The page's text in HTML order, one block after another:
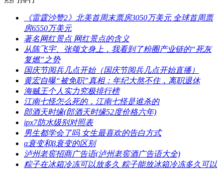
​《雷霆沙赞2》北美首周末票房3050万美元 全球首周票
房6550万美元
​著名网红景点 网红景点的含义
​从陈飞宇、张颂文身上，我看到了粉圈产业链的“死灰
复燃”之势
​国庆节阅兵几点开始（国庆节阅兵几点开始直播）
​黄宏自曝“被免职”真相：年纪大熬不住，离职退休
​海贼王个人实力究极排行榜
​江南七怪怎么死的，江南七怪是谁杀的
​郎酒天时缘(郎酒天时缘52度价格六年)
​ipx7防水级别对照表
​男生都学会了吗 女生最喜欢的告白方式
​α衰变和β衰变的区别
​泸州老窖招商广告语(泸州老窖酒广告语大全)
​粽子在冰箱冷冻可以放多久 粽子能放冰箱冷冻多久可以